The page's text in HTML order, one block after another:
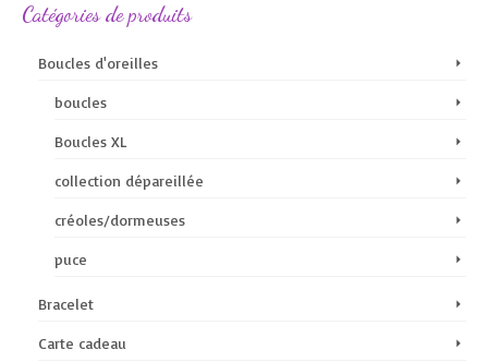
Catégories de produits
Boucles d'oreilles
boucles
Boucles XL
collection dépareillée
créoles/dormeuses
puce
Bracelet
Carte cadeau